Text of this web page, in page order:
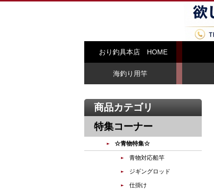
おり釣具本店 HOME
海釣り用竿
商品カテゴリ
特集コーナー
☆青物特集☆
青物対応船竿
ジギングロッド
仕掛け